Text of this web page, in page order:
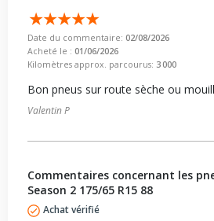
Date du commentaire: 02/08/2026
Acheté le : 01/06/2026
Kilomètres approx. parcourus: 3 000
Bon pneus sur route sèche ou
Valentin P
Commentaires concernant les
Season 2 175/65 R15 88
Achat vérifié